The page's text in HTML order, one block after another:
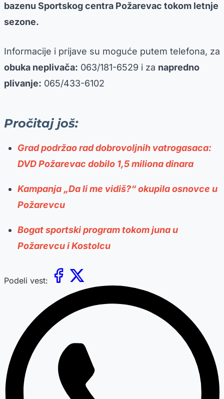
bazenu Sportskog centra Požarevac tokom letnje
sezone.
Informacije i prijave su moguće putem telefona, za
obuka neplivača: 063/181-6529 i za napredno
plivanje: 065/433-6102
Pročitaj još:
Grad podržao rad dobrovoljnih vatrogasaca:
DVD Požarevac dobilo 1,5 miliona dinara
Kampanja „Da li me vidiš?“ okupila osnovce u
Požarevcu
Bogat sportski program tokom juna u
Požarevcu i Kostolcu
Podeli vest: